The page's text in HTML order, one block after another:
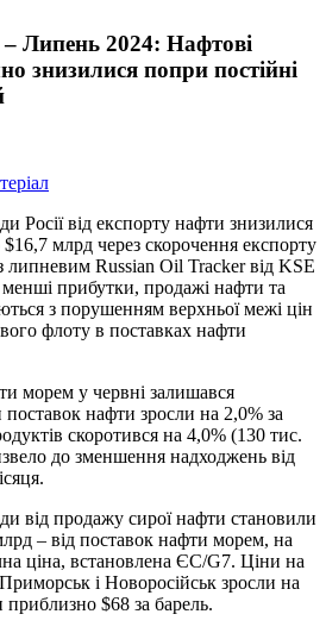
Липень 2024: Нафтові
знизилися попри постійні
Росії від експорту нафти знизилися
$16,7 млрд через скорочення експорту
липневим Russian Oil Tracker від KSE
прибутки, продажі нафти та
з порушенням верхньої межі цін
флоту в поставках нафти
морем у червні залишався
нафти зросли на 2,0% за
скоротився на 4,0% (130 тис.
до зменшення надходжень від
від продажу сирої нафти становили
– від поставок нафти морем, на
ціна, встановлена ЄС/G7. Ціни на
і Новоросійськ зросли на
$68 за барель.